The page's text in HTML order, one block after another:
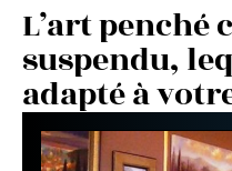
L’art penché
suspendu,
adapté à